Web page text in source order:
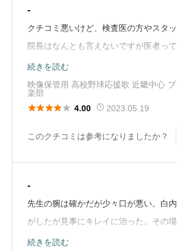
-
クチコミ悪いけど、検査医の方やスタ
院長はなんとも言えないですが医者っ
ょ どんどん客回さないと…（Google
続きを読む
映像保管用 高校野球応援歌 近畿中心
楽部
 4.00 2023.05.19
このクチコミは参考になりましたか？
-
先生の腕は確かだが少々口が悪い。白
がしたが見事にキレイに治った。その
早いが慢性的症状のに対してはちょっと
続きを読む